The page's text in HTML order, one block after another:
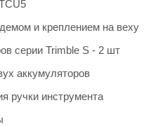
и креплением на веху
серии Trimble S - 2 шт
аккумуляторов
ручки инструмента